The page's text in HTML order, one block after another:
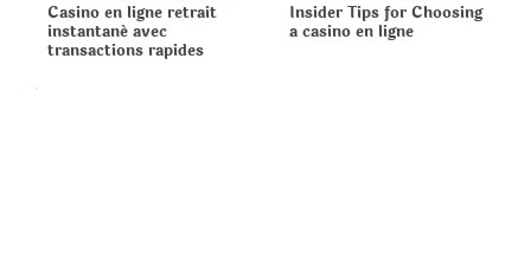
Casino en ligne retrait
instantané avec
transactions rapides
Insider Tips for Choosing
a casino en ligne